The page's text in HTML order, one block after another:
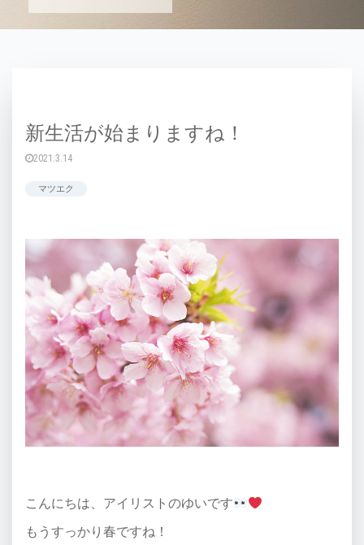
新生活が始まりますね！
2021.3.14
マツエク
こんにちは、アイリストのゆいです
もうすっかり春ですね！